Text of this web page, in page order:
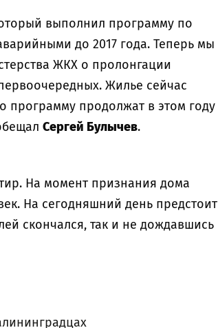
выполнил программу по
до 2017 года. Теперь мы
ЖКХ о пролонгации
Жилье сейчас
программу продолжат в этом году
Сергей Булычев.
На момент признания дома
На сегодняшний день предстоит
скончался, так и не дождавшись